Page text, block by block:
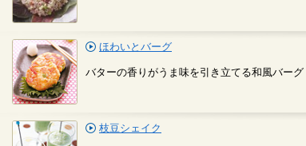
ほわいとバーグ
バターの香りがうま味を引き立てる和風バーグ
枝豆シェイク